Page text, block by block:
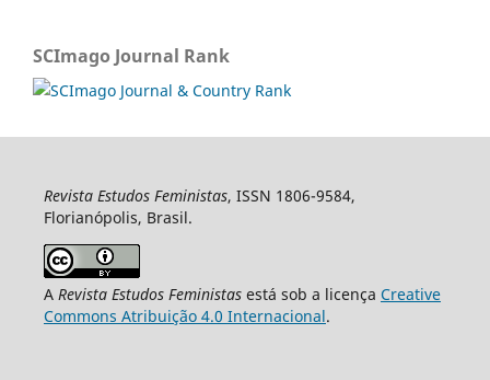
SCImago Journal Rank
Revista Estudos Feministas, ISSN 1806-9584,
Florianópolis, Brasil.
A Revista Estudos Feministasestá sob a licença Creative
Commons Atribuição 4.0 Internacional.